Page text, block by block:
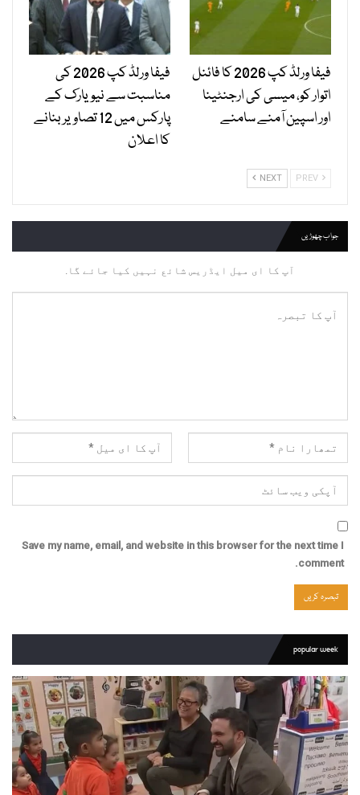
فیفا ورلڈ کپ 2026 کا فائنل
اتوار کو، میسی کی ارجنٹینا
اور اسپین آمنے سامنے
فیفا ورلڈ کپ 2026 کی
مناسبت سے نیویارک کے
پارکس میں 12 تصاویر بنانے
کا اعلان
NEXT
جواب چھوڑیں
آپ کا ای میل ایڈریس شائع نہیں کیا جائے گا.
Save my name, email, and website in this browser for the next time I
comment.
popular week